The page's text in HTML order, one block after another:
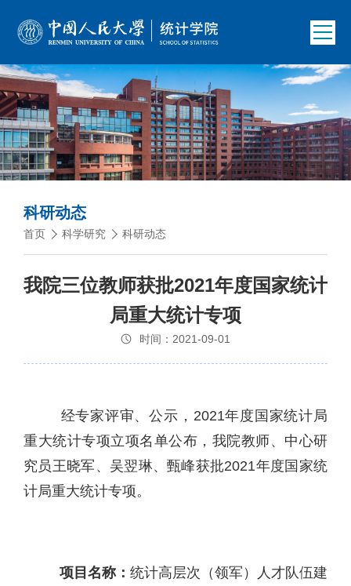
科研动态
首页 科学研究 科研动态
我院三位教师获批2021年度国家统计
局重大统计专项
时间：2021-09-01
经专家评审、公示，2021年度国家统计局
重大统计专项立项名单公布，我院教师、中心研
究员王晓军、吴翌琳、甄峰获批2021年度国家统
计局重大统计专项。
项目名称： 统计高层次（领军）人才队伍建